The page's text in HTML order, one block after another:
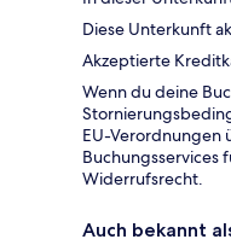
Diese Unterkunft
Akzeptierte
Wenn du deine
EU-Verordnungen
Buchungsservices
Widerrufsrecht.
Auch bekannt